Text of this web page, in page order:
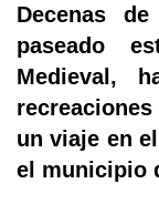
Decenas
paseado
Medieval,
un viaje en
el municipio